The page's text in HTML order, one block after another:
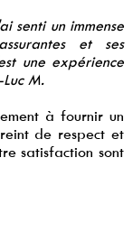
senti un immense
et ses
une expérience
M.
à fournir un
de respect et
satisfaction sont